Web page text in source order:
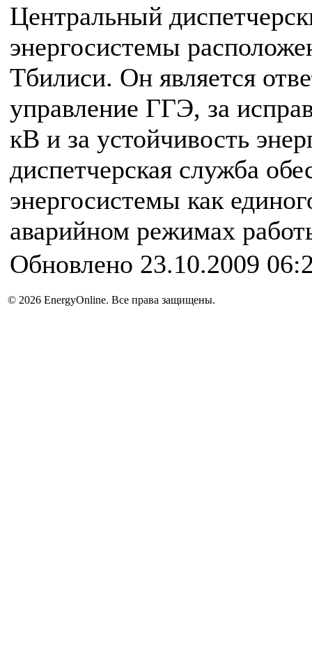
Центральный
энергосистемы
Тбилиси. Он является
управление ГГЭ, за
кВ и за устойчивость
диспетчерская служба
энергосистемы как
аварийном режимах
Обновлено 23.10.2009
© 2026 EnergyOnline. Все права защищены.